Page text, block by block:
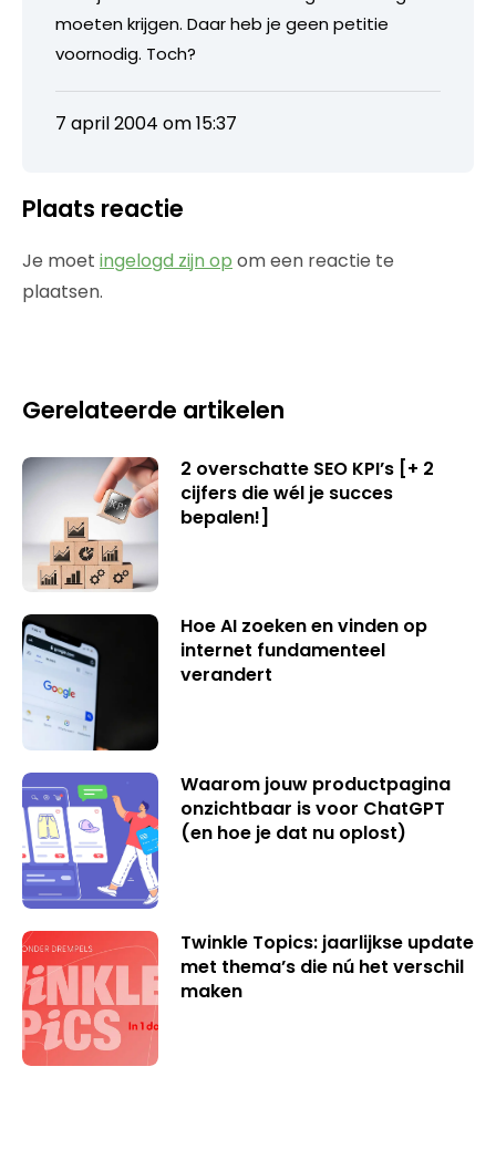
moeten krijgen. Daar heb je geen petitie
voornodig. Toch?
7 april 2004 om 15:37
Plaats reactie
Je moet ingelogd zijn op om een reactie te
plaatsen.
Gerelateerde artikelen
2 overschatte SEO KPI’s [+ 2
cijfers die wél je succes
bepalen!]
Hoe AI zoeken en vinden op
internet fundamenteel
verandert
Waarom jouw productpagina
onzichtbaar is voor ChatGPT
(en hoe je dat nu oplost)
Twinkle Topics: jaarlijkse update
met thema’s die nú het verschil
maken